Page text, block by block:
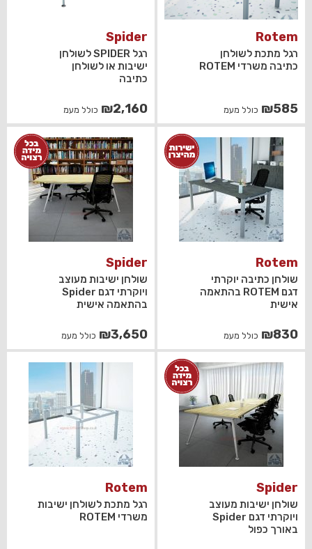
Rotem
רגל מתכת לשולחן
כתיבה משרדי ROTEM
₪585 כולל מעמ
Spider
רגל SPIDER לשולחן
ישיבות או לשולחן
כתיבה
₪2,160 כולל מעמ
Rotem
שולחן כתיבה יוקרתי
דגם ROTEM בהתאמה
אישית
₪830 כולל מעמ
Spider
שולחן ישיבות מעוצב
ויוקרתי דגם Spider
בהתאמה אישית
₪3,650 כולל מעמ
Spider
שולחן ישיבות מעוצב
ויוקרתי דגם Spider
באורך כפול
Rotem
רגל מתכת לשולחן ישיבות
משרדי ROTEM